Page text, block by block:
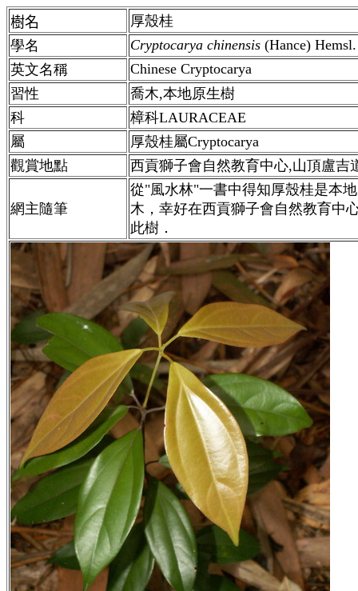
樹名
厚殼桂
學名
Cryptocarya chinensis (Hance) Hemsl.
英文名稱
Chinese Cryptocarya
習性
喬木,本地原生樹
科
樟科LAURACEAE
屬
厚殼桂屬Cryptocarya
觀賞地點
西貢獅子會自然教育中心,山頂盧吉
網主隨筆
從"風水林"一書中得知厚殼桂是本
木，幸好在西貢獅子會自然教育中
此樹．